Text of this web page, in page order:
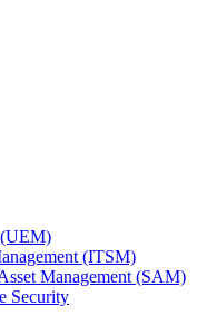
(ITSM)
Management (SAM)
Security